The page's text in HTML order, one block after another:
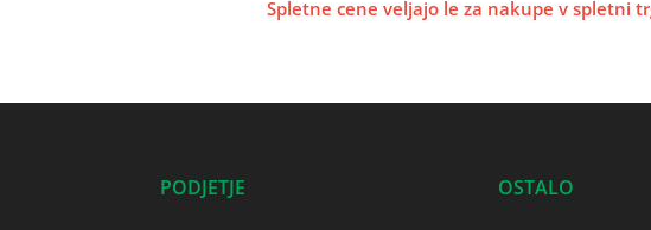
Spletne cene veljajo le za nakupe v spletni
PODJETJE OSTALO